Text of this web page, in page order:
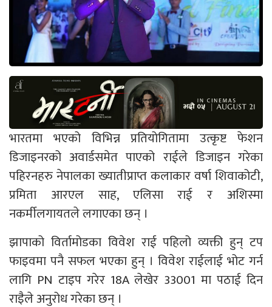
भारतमा भएको विभिन्न प्रतियोगितामा उत्कृष्ट फेशन
डिजाइनरको अवार्डसमेत पाएको राईले डिजाइन गरेका
पहिरनहरु नेपालका ख्यातीप्राप्त कलाकार वर्षा शिवाकोटी,
प्रमिता आरएल साह, एलिसा राई र अशिस्मा
नकर्मीलगायतले लगाएका छन् ।
झापाको विर्तामोडका विवेश राई पहिलो व्यक्ती हुन् टप
फाइवमा पनै सफल भएका हुन् । विवेश राईलाई भोट गर्न
लागि PN टाइप गरेर 18A लेखेर 33001 मा पठाई दिन
राइैले अनुरोध गरेका छन् ।